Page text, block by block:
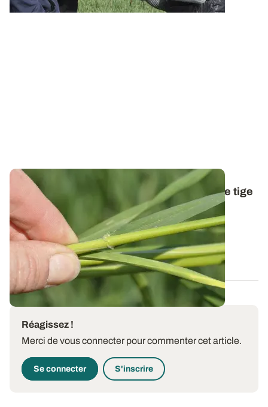
Savez-vous positionner les feuilles sur une tige
de céréale à paille ?
Depuis quelques semaines, les termes F1, F2 et F3
réapparaissent dans les bulletins...
24 MARS 2021
Réagissez !
Merci de vous connecter pour commenter cet article.
Se connecter S'inscrire